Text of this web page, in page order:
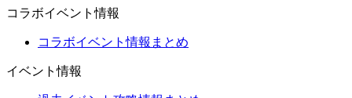
コラボイベント情報
コラボイベント情報まとめ
イベント情報